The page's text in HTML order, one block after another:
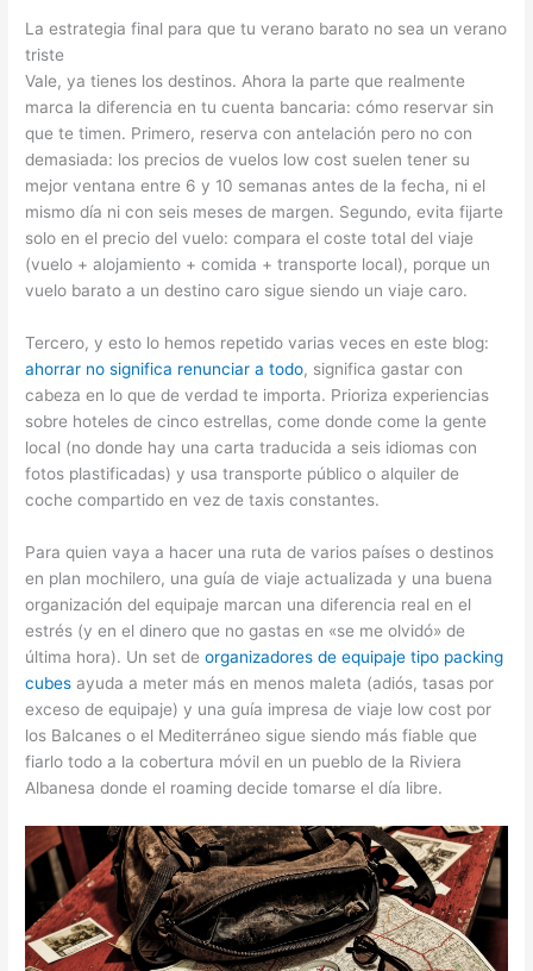
La estrategia final para que tu verano barato no sea un verano
triste
Vale, ya tienes los destinos. Ahora la parte que realmente
marca la diferencia en tu cuenta bancaria: cómo reservar sin
que te timen. Primero, reserva con antelación pero no con
demasiada: los precios de vuelos low cost suelen tener su
mejor ventana entre 6 y 10 semanas antes de la fecha, ni el
mismo día ni con seis meses de margen. Segundo, evita fijarte
solo en el precio del vuelo: compara el coste total del viaje
(vuelo + alojamiento + comida + transporte local), porque un
vuelo barato a un destino caro sigue siendo un viaje caro.
Tercero, y esto lo hemos repetido varias veces en este blog:
ahorrar no significa renunciar a todo, significa gastar con
cabeza en lo que de verdad te importa. Prioriza experiencias
sobre hoteles de cinco estrellas, come donde come la gente
local (no donde hay una carta traducida a seis idiomas con
fotos plastificadas) y usa transporte público o alquiler de
coche compartido en vez de taxis constantes.
Para quien vaya a hacer una ruta de varios países o destinos
en plan mochilero, una guía de viaje actualizada y una buena
organización del equipaje marcan una diferencia real en el
estrés (y en el dinero que no gastas en «se me olvidó» de
última hora). Un set deorganizadores de equipaje tipo packing
cubes ayuda a meter más en menos maleta (adiós, tasas por
exceso de equipaje) y una guía impresa de viaje low cost por
los Balcanes o el Mediterráneo sigue siendo más fiable que
fiarlo todo a la cobertura móvil en un pueblo de la Riviera
Albanesa donde el roaming decide tomarse el día libre.